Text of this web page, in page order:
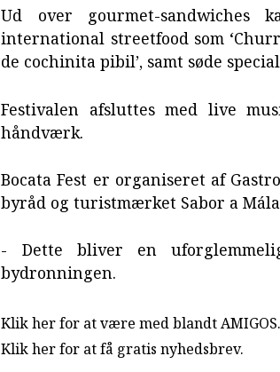
Ud over gourmet-sandwiches
international streetfood som
de cochinita pibil’, samt søde
Festivalen afsluttes med live
håndværk.
Bocata Fest er organiseret af
byråd og turistmærket Sabor a
- Dette bliver en
bydronningen.
Klik her for at være med blandt AMIGOS.
Klik her for at få gratis nyhedsbrev.